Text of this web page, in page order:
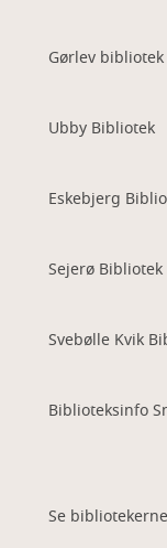
Gørlev bibliotek
Ubby Bibliotek
Eskebjerg
Sejerø Bibliotek
Svebølle Kvik
Biblioteksinfo
Se